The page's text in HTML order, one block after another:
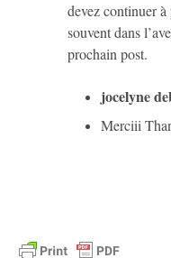
devez continuer
souvent dans
prochain post.
jocelyne
Merciii